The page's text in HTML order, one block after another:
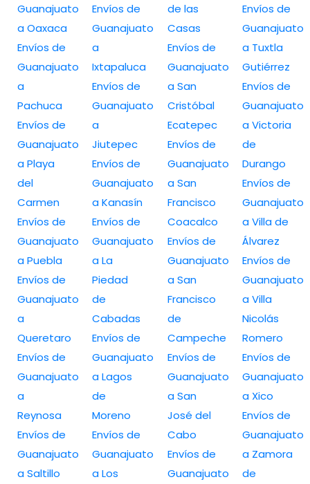
Guanajuato
a Oaxaca
Envíos de
Guanajuato
a
Pachuca
Envíos de
Guanajuato
a Playa
del
Carmen
Envíos de
Guanajuato
a Puebla
Envíos de
Guanajuato
a
Queretaro
Envíos de
Guanajuato
a
Reynosa
Envíos de
Guanajuato
a Saltillo
Envíos de
Guanajuato
a
Ixtapaluca
Envíos de
Guanajuato
a
Jiutepec
Envíos de
Guanajuato
a Kanasín
Envíos de
Guanajuato
a La
Piedad
de
Cabadas
Envíos de
Guanajuato
a Lagos
de
Moreno
Envíos de
Guanajuato
a Los
de las
Casas
Envíos de
Guanajuato
a San
Cristóbal
Ecatepec
Envíos de
Guanajuato
a San
Francisco
Coacalco
Envíos de
Guanajuato
a San
Francisco
de
Campeche
Envíos de
Guanajuato
a San
José del
Cabo
Envíos de
Guanajuato
Envíos de
Guanajuato
a Tuxtla
Gutiérrez
Envíos de
Guanajuato
a Victoria
de
Durango
Envíos de
Guanajuato
a Villa de
Álvarez
Envíos de
Guanajuato
a Villa
Nicolás
Romero
Envíos de
Guanajuato
a Xico
Envíos de
Guanajuato
a Zamora
de